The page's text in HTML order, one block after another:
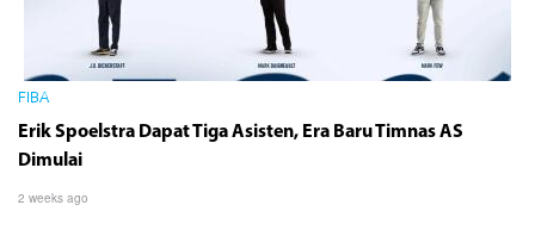
FIBA
Erik Spoelstra Dapat Tiga Asisten, Era Baru Timnas AS
Dimulai
2 weeks ago